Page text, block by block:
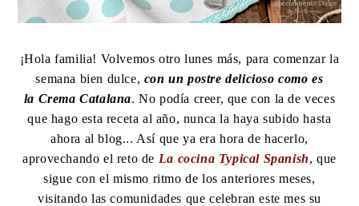
¡Hola familia! Volvemos otro lunes más, para comenzar la
semana bien dulce, con un postre delicioso como es
la Crema Catalana. No podía creer, que con la de veces
que hago esta receta al año, nunca la haya subido hasta
ahora al blog... Así que ya era hora de hacerlo,
aprovechando el reto de La cocina Typical Spanish, que
sigue con el mismo ritmo de los anteriores meses,
visitando las comunidades que celebran este mes su